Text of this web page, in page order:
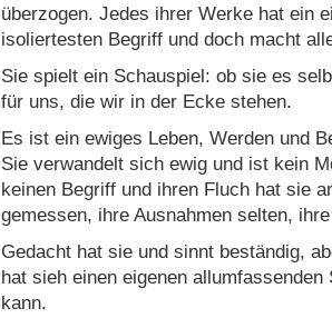
überzogen. Jedes ihrer Werke hat ein
isoliertesten Begriff und doch macht
Sie spielt ein Schauspiel: ob sie es
für uns, die wir in der Ecke stehen.
Es ist ein ewiges Leben, Werden und
Sie verwandelt sich ewig und ist kein
keinen Begriff und ihren Fluch hat sie
gemessen, ihre Ausnahmen selten,
Gedacht hat sie und sinnt beständig,
hat sieh einen eigenen
kann.